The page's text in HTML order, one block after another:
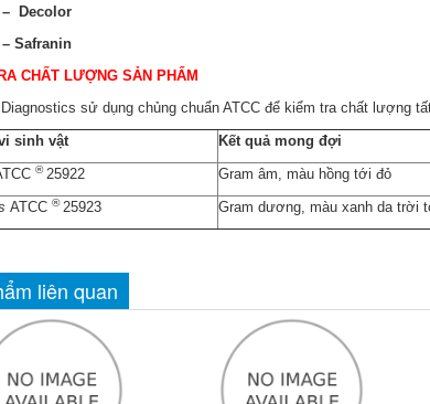
– Decolor
– Safranin
CHẤT LƯỢNG SẢN PHẨM
sử dụng chủng chuẩn ATCC để kiểm tra chất lượng
sinh vật
Kết quả mong đợi
®25922
Gram âm, màu hồng tới đỏ
ATCC ®25923 Gram dương, màu xanh da trời
liên quan
Mueller Hinton Agar + 5%
Sheep Blood
MELAB Mueller Hinton
Horse Blood +